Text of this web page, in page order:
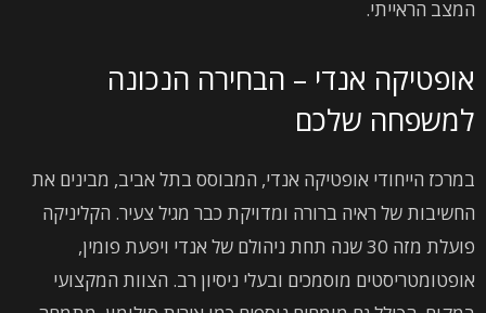
המצב הראייתי.
אופטיקה אנדי – הבחירה הנכונה
למשפחה שלכם
במרכז הייחודי אופטיקה אנדי, המבוסס בתל אביב, מבינים את
החשיבות של ראיה ברורה ומדויקת כבר מגיל צעיר. הקליניקה
פועלת מזה 30 שנה תחת ניהולם של אנדי ויפעת פומין,
אופטומטריסטים מוסמכים ובעלי ניסיון רב. הצוות המקצועי